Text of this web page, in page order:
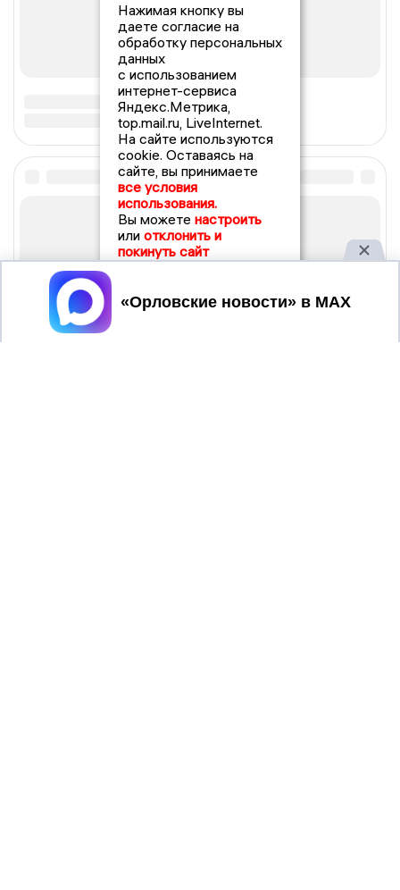
Нажимая кнопку вы
даете согласие на
обработку персональных
данных
с использованием
интернет-сервиса
Яндекс.Метрика,
top.mail.ru, LiveInternet.
На сайте используются
cookie. Оставаясь на
сайте, вы принимаете
все условия
использования.
Вы можете настроить
или отклонить и
покинуть сайт
Принять